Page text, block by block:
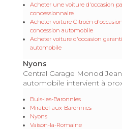
Acheter une voiture d'occasion
concessionnaire
Acheter voiture Citroën
concession automobile
Acheter voiture d'occasion
automobile
Nyons
Central Garage Monod
automobile intervient à
Buis-les-Baronnies
Mirabel-aux-Baronnies
Nyons
Vaison-la-Romaine